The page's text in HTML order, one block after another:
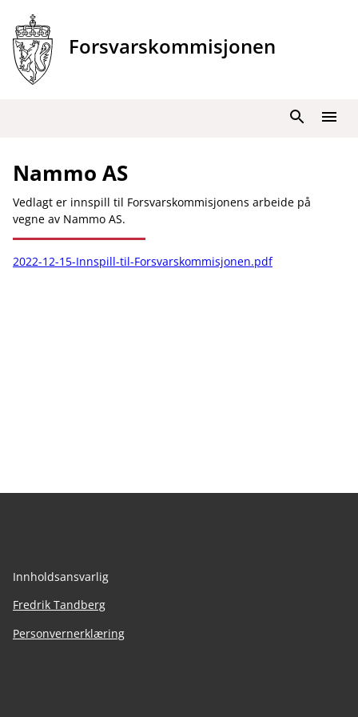
innhold
Forsvarskommisjonen
Meny
Søk
Nammo AS
Vedlagt er innspill til Forsvarskommisjonens arbeide på
vegne av Nammo AS.
2022-12-15-Innspill-til-Forsvarskommisjonen.pdf
Innholdsansvarlig
Fredrik Tandberg
Personvernerklæring